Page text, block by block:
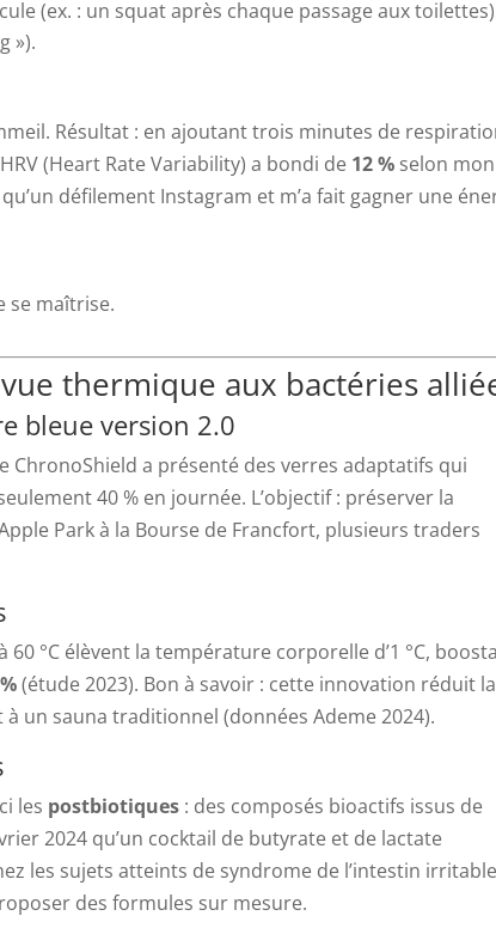
(ex. : un squat après chaque passage aux
»).
Résultat : en ajoutant trois minutes de
(Heart Rate Variability) a bondi de 12 % selon mon
défilement Instagram et m’a fait gagner une
se maîtrise.
thermique aux bactéries
bleue version 2.0
ChronoShield a présenté des verres adaptatifs qui
40 % en journée. L’objectif : préserver la
Park à la Bourse de Francfort, plusieurs traders
°C élèvent la température corporelle d’1 °C,
(étude 2023). Bon à savoir : cette innovation réduit la
un sauna traditionnel (données Ademe 2024).
les postbiotiques : des composés bioactifs issus de
2024 qu’un cocktail de butyrate et de lactate
les sujets atteints de syndrome de l’intestin
des formules sur mesure.